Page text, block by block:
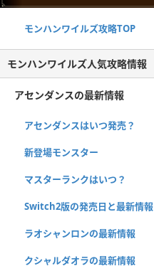
モンハンワイルズ攻略TOP
モンハンワイルズ人気攻略情報
アセンダンスの最新情報
アセンダンスはいつ発売？
新登場モンスター
マスターランクはいつ？
Switch2版の発売日と最新情報
ラオシャンロンの最新情報
クシャルダオラの最新情報